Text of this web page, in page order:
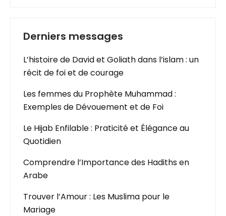
Derniers messages
L’histoire de David et Goliath dans l’islam : un
récit de foi et de courage
Les femmes du Prophète Muhammad :
Exemples de Dévouement et de Foi
Le Hijab Enfilable : Praticité et Élégance au
Quotidien
Comprendre l’Importance des Hadiths en
Arabe
Trouver l’Amour : Les Muslima pour le
Mariage